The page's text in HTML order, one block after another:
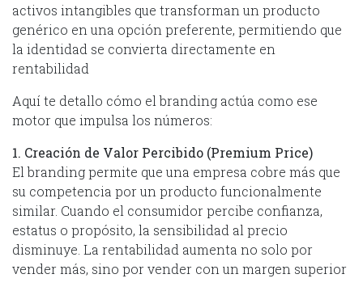
activos intangibles que transforman un producto
genérico en una opción preferente, permitiendo que
la identidad se convierta directamente en
rentabilidad
Aquí te detallo cómo el branding actúa como ese
motor que impulsa los números:
1. Creación de Valor Percibido (Premium Price)
El branding permite que una empresa cobre más que
su competencia por un producto funcionalmente
similar. Cuando el consumidor percibe confianza,
estatus o propósito, la sensibilidad al precio
disminuye. La rentabilidad aumenta no solo por
vender más, sino por vender con un margen superior